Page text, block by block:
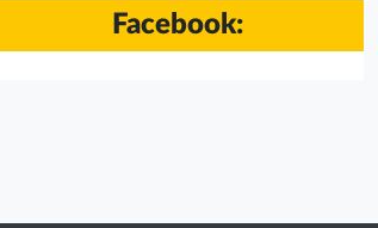
Facebook: